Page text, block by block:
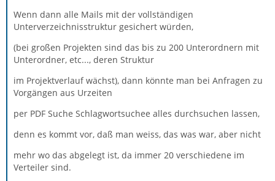
Wenn dann alle Mails mit der vollständigen
Unterverzeichnisstruktur gesichert würden,
(bei großen Projekten sind das bis zu 200 Unterordnern mit
Unterordner, etc..., deren Struktur
im Projektverlauf wächst), dann könnte man bei Anfragen zu
Vorgängen aus Urzeiten
per PDF Suche Schlagwortsuchee alles durchsuchen lassen,
denn es kommt vor, daß man weiss, das was war, aber nicht
mehr wo das abgelegt ist, da immer 20 verschiedene im
Verteiler sind.